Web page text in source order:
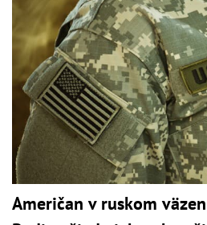
Američan v ruskom